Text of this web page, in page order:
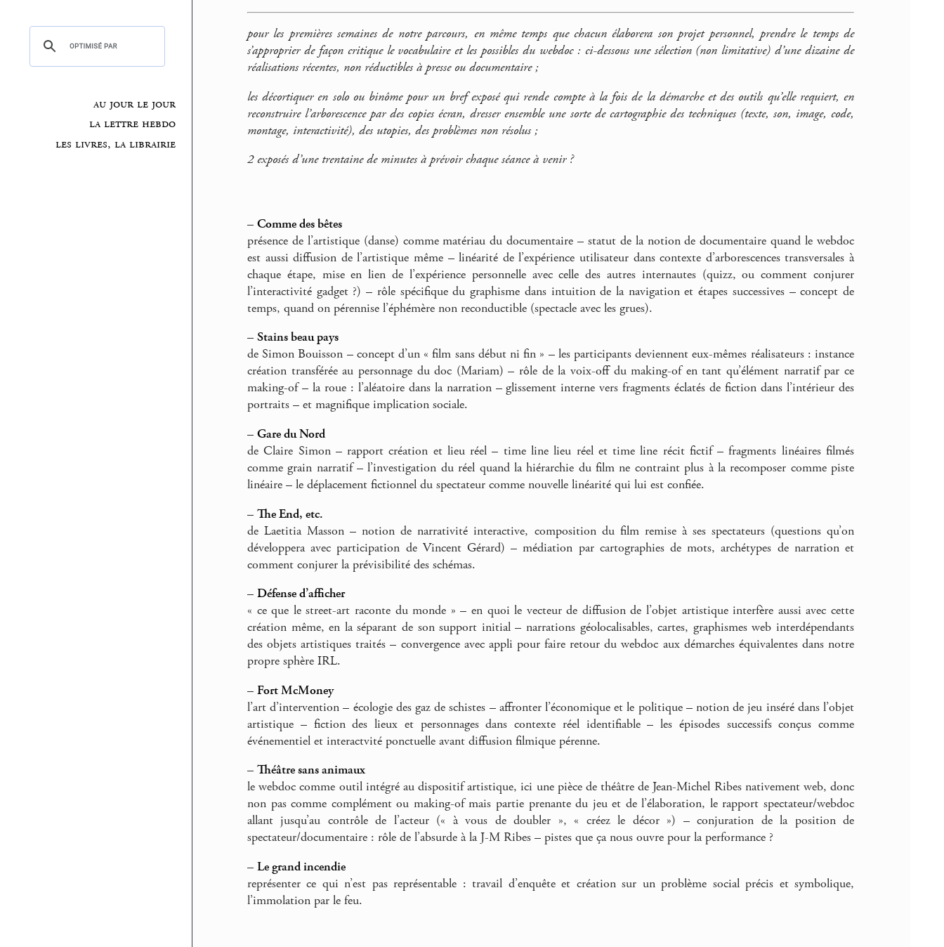
au jour le jour
la lettre hebdo
les livres, la librairie
pour les premières semaines de notre parcours, en même temps que chacun élaborera son projet personnel, prendre le temps de
s’approprier de façon critique le vocabulaire et les possibles du webdoc : ci-dessous une sélection (non limitative) d’une dizaine de
réalisations récentes, non réductibles à presse ou documentaire ;
les décortiquer en solo ou binôme pour un bref exposé qui rende compte à la fois de la démarche et des outils qu’elle requiert, en
reconstruire l’arborescence par des copies écran, dresser ensemble une sorte de cartographie des techniques (texte, son, image, code,
montage, interactivité), des utopies, des problèmes non résolus ;
2 exposés d’une trentaine de minutes à prévoir chaque séance à venir ?
– Comme des bêtes
présence de l’artistique (danse) comme matériau du documentaire – statut de la notion de documentaire quand le webdoc
est aussi diffusion de l’artistique même – linéarité de l’expérience utilisateur dans contexte d’arborescences transversales à
chaque étape, mise en lien de l’expérience personnelle avec celle des autres internautes (quizz, ou comment conjurer
l’interactivité gadget ?) – rôle spécifique du graphisme dans intuition de la navigation et étapes successives – concept de
temps, quand on pérennise l’éphémère non reconductible (spectacle avec les grues).
– Stains beau pays
de Simon Bouisson – concept d’un « film sans début ni fin » – les participants deviennent eux-mêmes réalisateurs : instance
création transférée au personnage du doc (Mariam) – rôle de la voix-off du making-of en tant qu’élément narratif par ce
making-of – la roue : l’aléatoire dans la narration – glissement interne vers fragments éclatés de fiction dans l’intérieur des
portraits – et magnifique implication sociale.
– Gare du Nord
de Claire Simon – rapport création et lieu réel – time line lieu réel et time line récit fictif – fragments linéaires filmés
comme grain narratif – l’investigation du réel quand la hiérarchie du film ne contraint plus à la recomposer comme piste
linéaire – le déplacement fictionnel du spectateur comme nouvelle linéarité qui lui est confiée.
– The End, etc.
de Laetitia Masson – notion de narrativité interactive, composition du film remise à ses spectateurs (questions qu’on
développera avec participation de Vincent Gérard) – médiation par cartographies de mots, archétypes de narration et
comment conjurer la prévisibilité des schémas.
– Défense d’afficher
« ce que le street-art raconte du monde » – en quoi le vecteur de diffusion de l’objet artistique interfère aussi avec cette
création même, en la séparant de son support initial – narrations géolocalisables, cartes, graphismes web interdépendants
des objets artistiques traités – convergence avec appli pour faire retour du webdoc aux démarches équivalentes dans notre
propre sphère IRL.
– Fort McMoney
l’art d’intervention – écologie des gaz de schistes – affronter l’économique et le politique – notion de jeu inséré dans l’objet
artistique – fiction des lieux et personnages dans contexte réel identifiable – les épisodes successifs conçus comme
événementiel et interactvité ponctuelle avant diffusion filmique pérenne.
– Théâtre sans animaux
le webdoc comme outil intégré au dispositif artistique, ici une pièce de théâtre de Jean-Michel Ribes nativement web, donc
non pas comme complément ou making-of mais partie prenante du jeu et de l’élaboration, le rapport spectateur/webdoc
allant jusqu’au contrôle de l’acteur (« à vous de doubler », « créez le décor ») – conjuration de la position de
spectateur/documentaire : rôle de l’absurde à la J-M Ribes – pistes que ça nous ouvre pour la performance ?
– Le grand incendie
représenter ce qui n’est pas représentable : travail d’enquête et création sur un problème social précis et symbolique,
l’immolation par le feu.